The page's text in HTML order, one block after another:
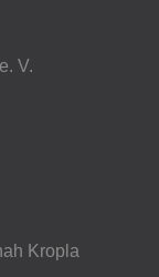
V.
Kropla